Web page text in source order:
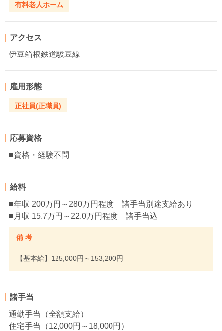
有料老人ホーム
アクセス
伊豆箱根鉄道駿豆線
雇用形態
正社員(正職員)
応募資格
■資格・経験不問
給料
■年収 200万円～280万円程度 諸手当別途支給あり
■月収 15.7万円～22.0万円程度 諸手当込
備 考
【基本給】125,000円～153,200円
諸手当
通勤手当（全額支給）
住宅手当（12,000円～18,000円）